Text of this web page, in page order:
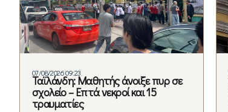
07/08/2026 09:23
Ταϊλάνδη: Μαθητής άνοιξε πυρ σε
σχολείο – Επτά νεκροί και 15
τραυματίες